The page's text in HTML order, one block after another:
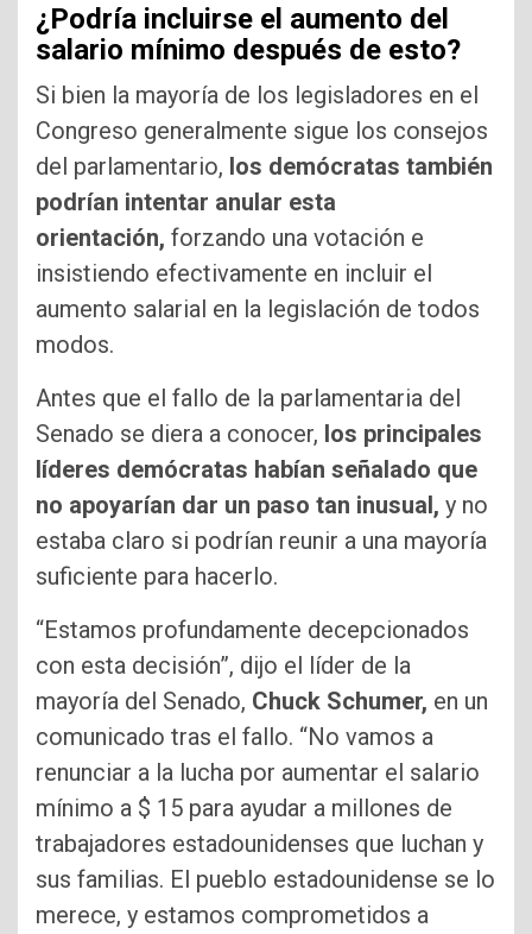
¿Podría incluirse el aumento del
salario mínimo después de esto?
Si bien la mayoría de los legisladores en el
Congreso generalmente sigue los consejos
del parlamentario, los demócratas también
podrían intentar anular esta
orientación, forzando una votación e
insistiendo efectivamente en incluir el
aumento salarial en la legislación de todos
modos.
Antes que el fallo de la parlamentaria del
Senado se diera a conocer, los principales
líderes demócratas habían señalado que
no apoyarían dar un paso tan inusual, y no
estaba claro si podrían reunir a una mayoría
suficiente para hacerlo.
“Estamos profundamente decepcionados
con esta decisión”, dijo el líder de la
mayoría del Senado, Chuck Schumer, en un
comunicado tras el fallo. “No vamos a
renunciar a la lucha por aumentar el salario
mínimo a $ 15 para ayudar a millones de
trabajadores estadounidenses que luchan y
sus familias. El pueblo estadounidense se lo
merece, y estamos comprometidos a